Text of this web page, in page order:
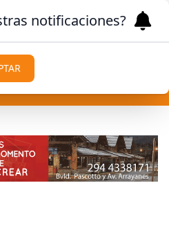
notificaciones?